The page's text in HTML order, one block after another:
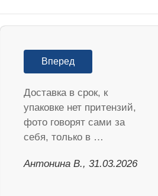
Вперед
Доставка в срок, к
упаковке нет притензий,
фото говорят сами за
себя, только в …
Антонина В., 31.03.2026